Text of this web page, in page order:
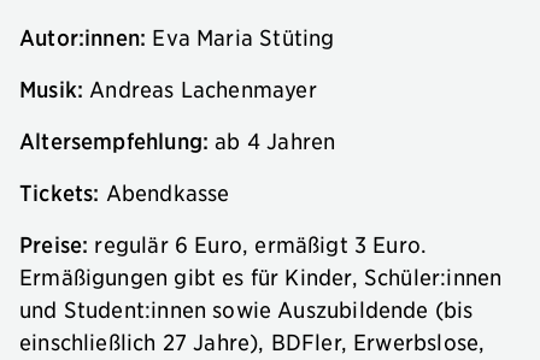
Autor:innen: Eva Maria Stüting
Musik: Andreas Lachenmayer
Altersempfehlung: ab 4 Jahren
Tickets: Abendkasse
Preise: regulär 6 Euro, ermäßigt 3 Euro.
Ermäßigungen gibt es für Kinder, Schüler:innen
und Student:innen sowie Auszubildende (bis
einschließlich 27 Jahre), BDFler, Erwerbslose,